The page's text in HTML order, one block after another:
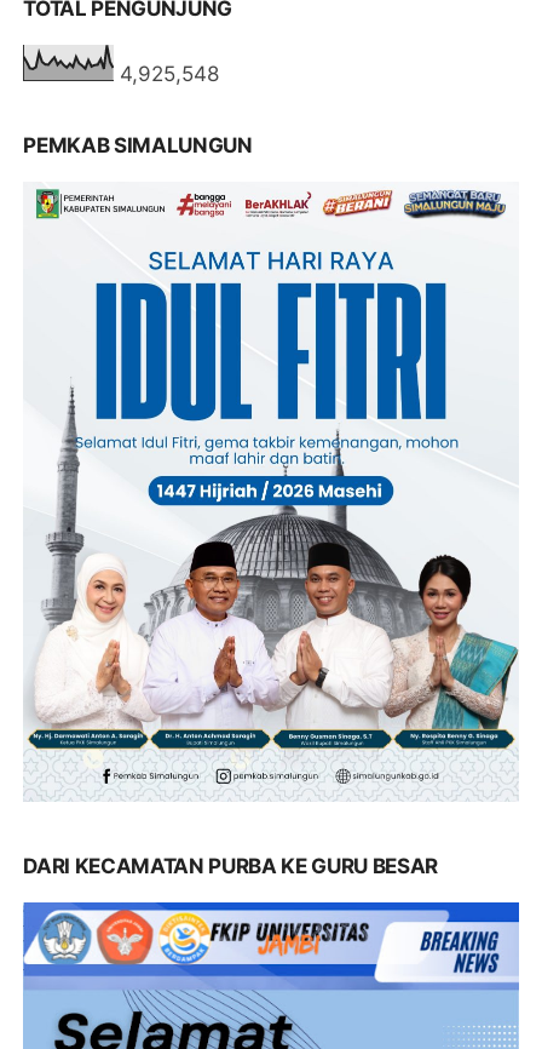
TOTAL PENGUNJUNG
4,925,548
PEMKAB SIMALUNGUN
DARI KECAMATAN PURBA KE GURU BESAR